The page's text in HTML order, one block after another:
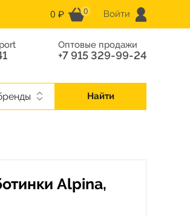
0 ₽ 0 Войти
Оптовые продажи
+7 915 329-99-24
Найти
Alpina,